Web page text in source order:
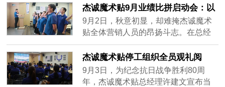
的无痕魔力扣亮相。无痕魔力扣凭借
无痕粘贴、轻松拆卸等优势成焦点，
展位现场人气火爆，客户络绎不绝。
客户资源，公司负责人称将坚持创
新，提升产品与服务，为行业发展添
活力。
杰诚魔术贴9月业绩比拼启动会：以
誓言为刃，向梦想进发
9月2日，秋意初显，却难掩杰诚魔术
贴全体营销人员的昂扬斗志。在总经
理许建文的带领下，一场以“9月，为梦
想而战”为主题的业绩比拼启动会正式
拉开帷幕。这不仅是一场业绩的较
量，更是一次团队精神的凝聚，一次
杰诚魔术贴停工组织全员观礼阅
兵：以实业初心致敬民族精神，以
创新使命引领行业未来
9月3日，为纪念抗日战争胜利80周
年，杰诚魔术贴总经理许建文宣布当